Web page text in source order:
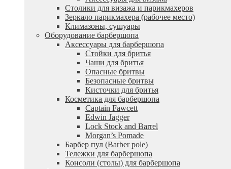
Столики для визажа и парикмахеров
Зеркало парикмахера (рабочее место)
Климазоны, сушуары
Оборудование барбершопа
Аксессуары для барбершопа
Стойки для бритья
Чаши для бритья
Опасные бритвы
Безопасные бритвы
Кисточки для бритья
Косметика для барбершопа
Captain Fawcett
Edwin Jagger
Lock Stock and Barrel
Morgan’s Pomade
Барбер пул (Barber pole)
Тележки для барбершопа
Консоли (столы) для барбершопа